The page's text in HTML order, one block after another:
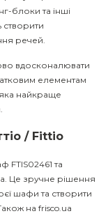
блоки та інші
створити
речей.
вдосконалювати
елементам
найкраще
/ Fittio
FTIS02461 та
Це зручне рішення
шафи та створити
на frisco.ua